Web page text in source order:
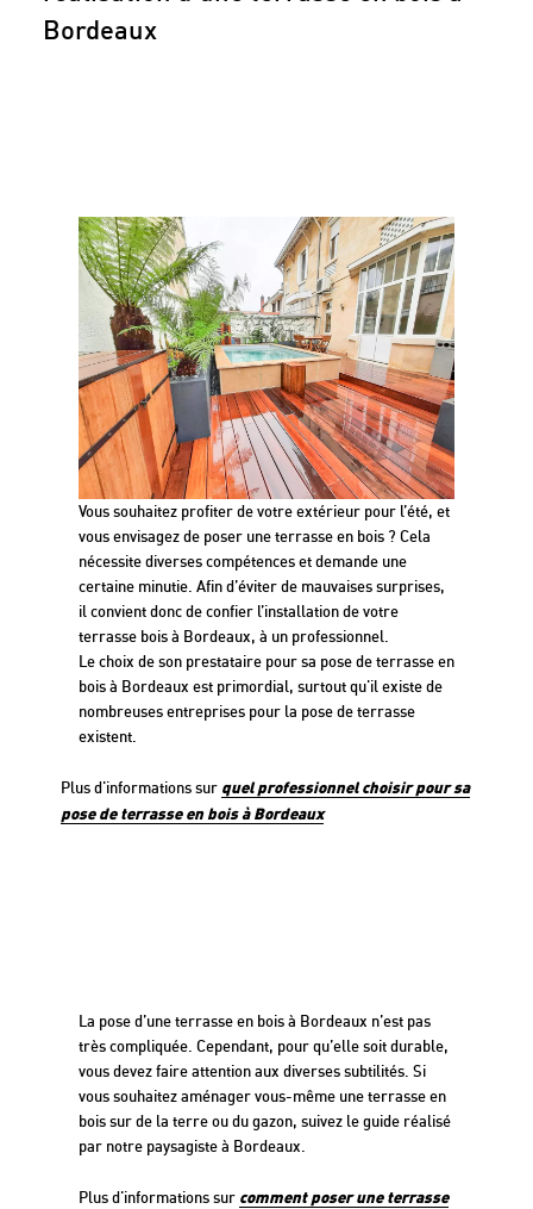
Bordeaux
Vous souhaitez profiter de votre extérieur pour l’été, et
vous envisagez de poser une terrasse en bois ? Cela
nécessite diverses compétences et demande une
certaine minutie. Afin d’éviter de mauvaises surprises,
il convient donc de confier l’installation de votre
terrasse bois à Bordeaux, à un professionnel.
Le choix de son prestataire pour sa pose de terrasse en
bois à Bordeaux est primordial, surtout qu'il existe de
nombreuses entreprises pour la pose de terrasse
existent.
Plus d'informations sur quel professionnel choisir pour sa
pose de terrasse en bois à Bordeaux
La pose d’une terrasse en bois à Bordeaux n’est pas
très compliquée. Cependant, pour qu’elle soit durable,
vous devez faire attention aux diverses subtilités. Si
vous souhaitez aménager vous-même une terrasse en
bois sur de la terre ou du gazon, suivez le guide réalisé
par notre paysagiste à Bordeaux.
Plus d'informations sur comment poser une terrasse